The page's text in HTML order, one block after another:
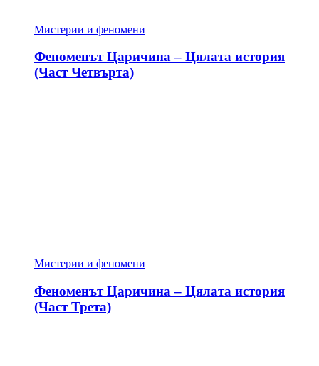
Мистерии и феномени
Феноменът Царичина – Цялата история
(Част Четвърта)
Мистерии и феномени
Феноменът Царичина – Цялата история
(Част Трета)